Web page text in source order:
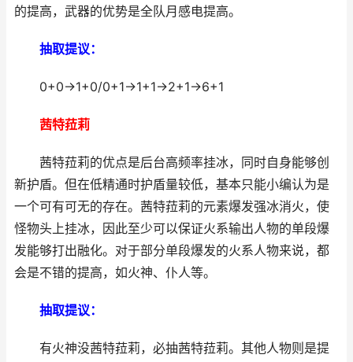
的提高，武器的优势是全队月感电提高。
抽取提议：
0+0→1+0/0+1→1+1→2+1→6+1
茜特菈莉
茜特菈莉的优点是后台高频率挂冰，同时自身能够创
新护盾。但在低精通时护盾量较低，基本只能小编认为是
一个可有可无的存在。茜特菈莉的元素爆发强冰消火，使
怪物头上挂冰，因此至少可以保证火系输出人物的单段爆
发能够打出融化。对于部分单段爆发的火系人物来说，都
会是不错的提高，如火神、仆人等。
抽取提议：
有火神没茜特菈莉，必抽茜特菈莉。其他人物则是提